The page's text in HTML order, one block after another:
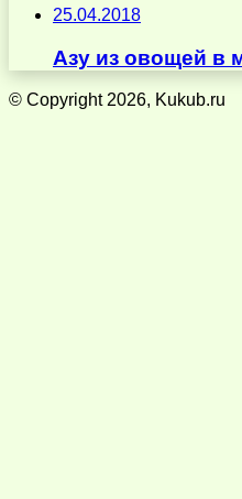
25.04.2018
Азу из овощей в
© Copyright 2026, Kukub.ru